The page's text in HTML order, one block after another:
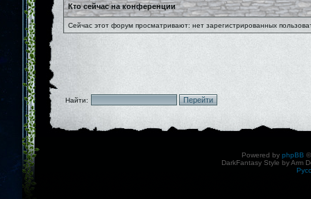
Кто сейчас на конференции
Сейчас этот форум просматривают: нет зарегистрированных
Найти:
Powered by phpBB
DarkFantasy Style by Arm